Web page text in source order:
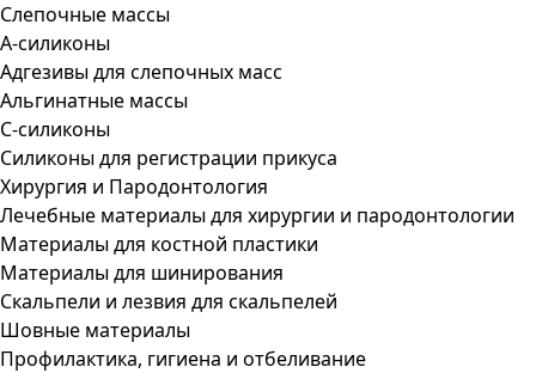
Слепочные массы
А-силиконы
Адгезивы для слепочных масс
Альгинатные массы
С-силиконы
Силиконы для регистрации прикуса
Хирургия и Пародонтология
Лечебные материалы для хирургии и пародонтологии
Материалы для костной пластики
Материалы для шинирования
Скальпели и лезвия для скальпелей
Шовные материалы
Профилактика, гигиена и отбеливание